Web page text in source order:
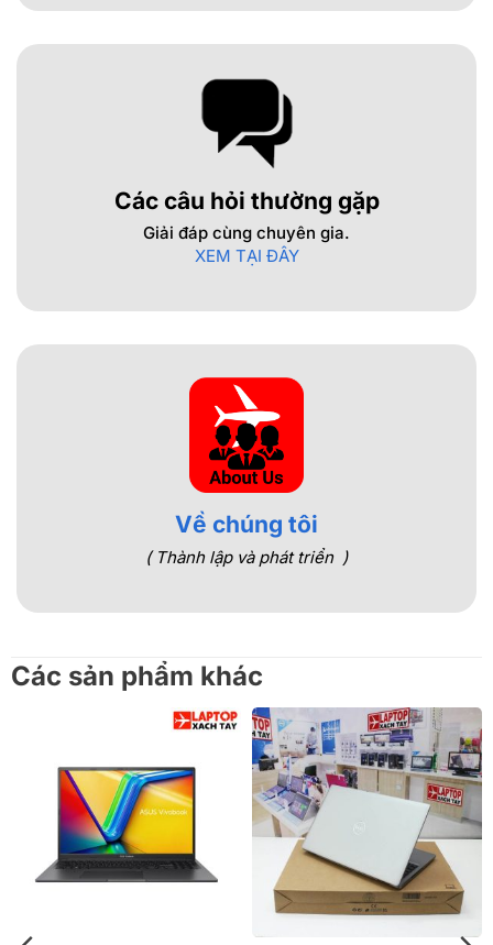
Các câu hỏi thường gặp
Giải đáp cùng chuyên gia.
XEM TẠI ĐÂY
Về chúng tôi
( Thành lập và phát triển )
Các sản phẩm khác